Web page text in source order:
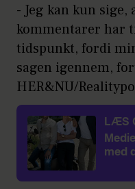
- Jeg kan kun sige,
kommentarer har
tidspunkt, fordi
sagen igennem,
HER&NU/
LÆS
med